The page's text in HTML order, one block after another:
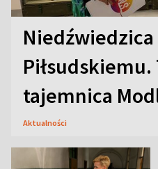
Niedźwiedzica
tajemnica
Aktualności